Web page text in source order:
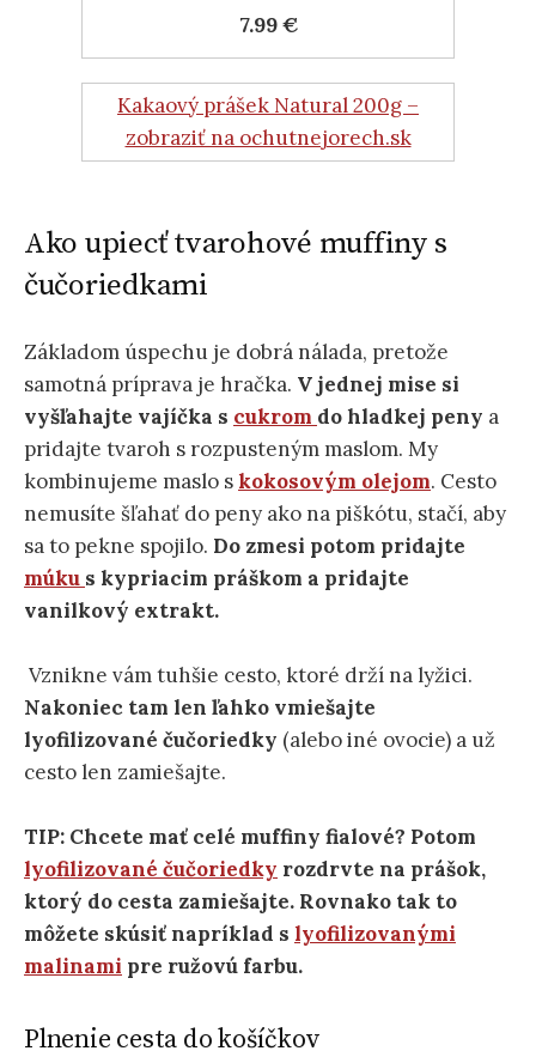
7.99 €
Kakaový prášek Natural 200g –
zobraziť na ochutnejorech.sk
Ako upiecť tvarohové muffiny s
čučoriedkami
Základom úspechu je dobrá nálada, pretože
samotná príprava je hračka. V jednej mise si
vyšľahajte vajíčka s cukrom do hladkej peny a
pridajte tvaroh s rozpusteným maslom. My
kombinujeme maslo s kokosovým olejom. Cesto
nemusíte šľahať do peny ako na piškótu, stačí, aby
sa to pekne spojilo. Do zmesi potom pridajte
múku s kypriacim práškom a pridajte
vanilkový extrakt.
Vznikne vám tuhšie cesto, ktoré drží na lyžici.
Nakoniec tam len ľahko vmiešajte
lyofilizované čučoriedky (alebo iné ovocie) a už
cesto len zamiešajte.
TIP: Chcete mať celé muffiny fialové? Potom
lyofilizované čučoriedky rozdrvte na prášok,
ktorý do cesta zamiešajte. Rovnako tak to
môžete skúsiť napríklad s lyofilizovanými
malinami pre ružovú farbu.
Plnenie cesta do košíčkov